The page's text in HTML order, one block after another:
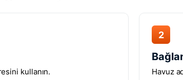
kullanın.
2
Havuz